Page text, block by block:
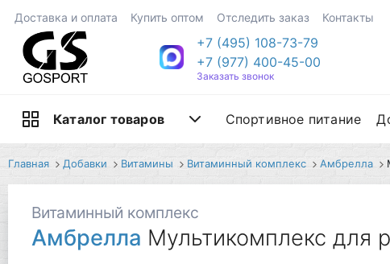
Доставка и оплата Купить оптом Отследить заказ Контакты
+7 (495) 108-73-79
+7 (977) 400-45-00
Заказать звонок
Каталог товаров Спортивное питание
Главная Добавки Витамины Витаминный комплекс Амбрелла
Витаминный комплекс
Амбрелла Мультикомплекс для